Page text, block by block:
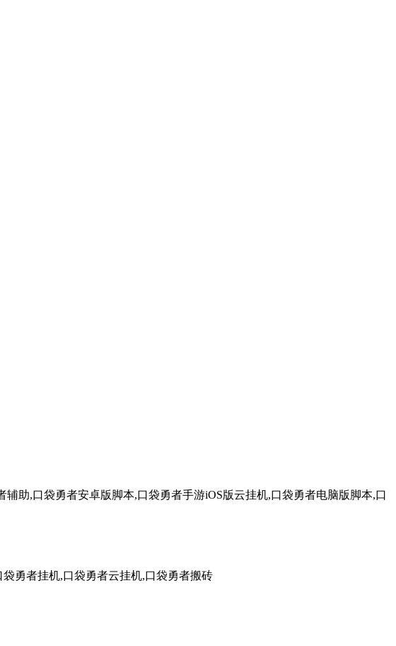
助,口袋勇者安卓版脚本,口袋勇者手游iOS版云挂机,口袋勇者电脑版脚本,口
勇者挂机,口袋勇者云挂机,口袋勇者搬砖